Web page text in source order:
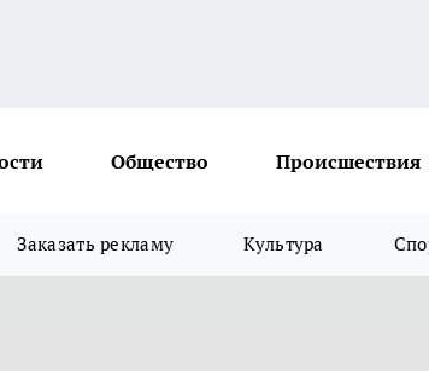
Общество Происшествия
Заказать рекламу Культура